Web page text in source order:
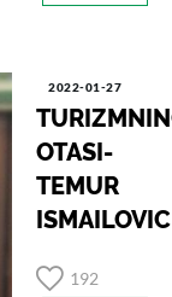
2022-01-27
OTASI-
TEMUR
192